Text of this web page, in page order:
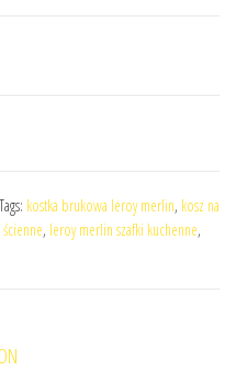
Tags: kostka brukowa leroy merlin, kosz na
, leroy merlin szafki kuchenne,